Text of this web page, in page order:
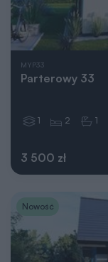
MYP33
Parterowy 33
3 500 zł
1 2 1
Nowość